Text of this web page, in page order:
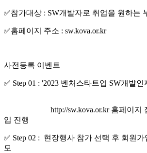
✅참가대상 : SW개발자로 취업을 원하는
✅홈페이지 주소 : sw.kova.or.kr
사전등록 이벤트
✅ Step 01 : '2023 벤처스타트업 SW개발
http://sw.kova.or.kr 홈페이지 접
입 진행
✅ Step 02 : 현장행사 참가 선택 후 회원
모